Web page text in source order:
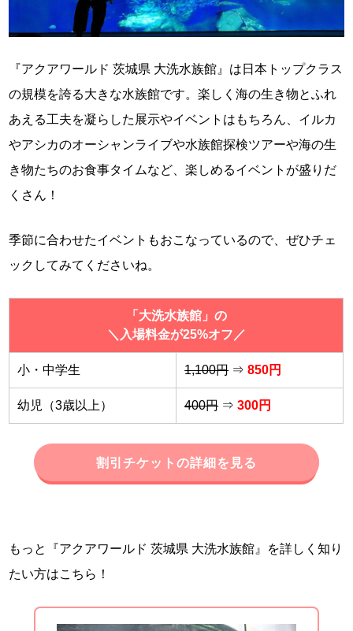
『アクアワールド 茨城県 大洗水族館』は日本トップクラス
の規模を誇る大きな水族館です。楽しく海の生き物とふれ
あえる工夫を凝らした展示やイベントはもちろん、イルカ
やアシカのオーシャンライブや水族館探検ツアーや海の生
き物たちのお食事タイムなど、楽しめるイベントが盛りだ
くさん！
季節に合わせたイベントもおこなっているので、ぜひチェ
ックしてみてくださいね。
「大洗水族館」の
＼入場料金が25%オフ／
小・中学生 1,100円⇒850円
幼児（3歳以上） 400円⇒300円
割引チケットの詳細を見る
もっと『アクアワールド 茨城県 大洗水族館』を詳しく知り
たい方はこちら！